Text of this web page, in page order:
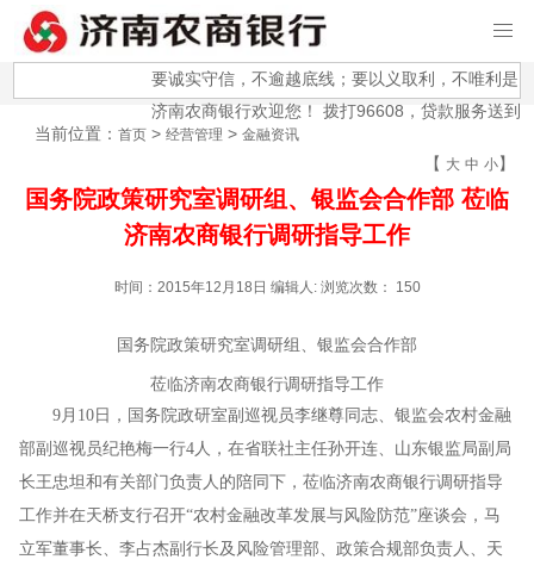
要诚实守信，不逾越底线；要以义取利，不唯利是
济南农商银行欢迎您！ 拨打96608，贷款服务送到
当前位置： 首页 > 经营管理 > 金融资讯
【 大 中 小】
国务院政策研究室调研组、银监会合作部 莅临
济南农商银行调研指导工作
时间：2015年12月18日 编辑人: 浏览次数： 150
国务院政策研究室调研组、银监会合作部
莅临济南农商银行调研指导工作
9月10日，国务院政研室副巡视员李继尊同志、银监会农村金融
部副巡视员纪艳梅一行4人，在省联社主任孙开连、山东银监局副局
长王忠坦和有关部门负责人的陪同下，莅临济南农商银行调研指导
工作并在天桥支行召开“农村金融改革发展与风险防范”座谈会，马
立军董事长、李占杰副行长及风险管理部、政策合规部负责人、天